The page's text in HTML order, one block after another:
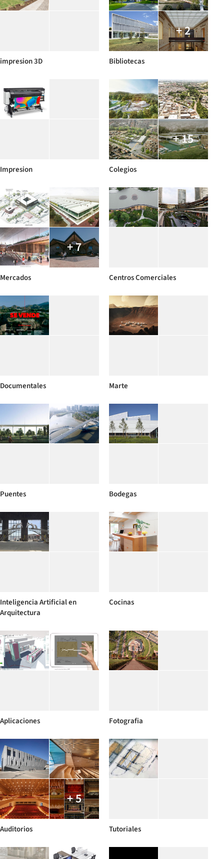
impresion 3D
+ 2
Bibliotecas
Impresion
+ 15
Colegios
+ 7
Mercados Centros Comerciales
Documentales Marte
Puentes Bodegas
Inteligencia Artificial en
Arquitectura
Cocinas
Aplicaciones Fotografia
+ 5
Auditorios Tutoriales